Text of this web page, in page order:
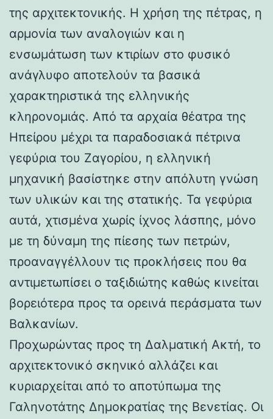
της αρχιτεκτονικής. Η χρήση της πέτρας, η
αρμονία των αναλογιών και η
ενσωμάτωση των κτιρίων στο φυσικό
ανάγλυφο αποτελούν τα βασικά
χαρακτηριστικά της ελληνικής
κληρονομιάς. Από τα αρχαία θέατρα της
Ηπείρου μέχρι τα παραδοσιακά πέτρινα
γεφύρια του Ζαγορίου, η ελληνική
μηχανική βασίστηκε στην απόλυτη γνώση
των υλικών και της στατικής. Τα γεφύρια
αυτά, χτισμένα χωρίς ίχνος λάσπης, μόνο
με τη δύναμη της πίεσης των πετρών,
προαναγγέλλουν τις προκλήσεις που θα
αντιμετωπίσει ο ταξιδιώτης καθώς κινείται
βορειότερα προς τα ορεινά περάσματα των
Βαλκανίων.
Προχωρώντας προς τη Δαλματική Ακτή, το
αρχιτεκτονικό σκηνικό αλλάζει και
κυριαρχείται από το αποτύπωμα της
Γαληνοτάτης Δημοκρατίας της Βενετίας. Οι